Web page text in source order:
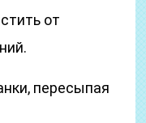
от
пересыпая